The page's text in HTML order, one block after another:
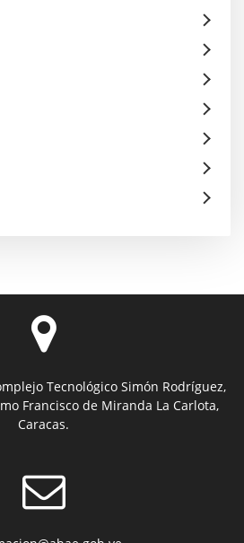
Tecnológico Simón Rodríguez,
Francisco de Miranda La Carlota,
Caracas.